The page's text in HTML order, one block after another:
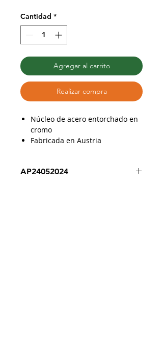
Cantidad *
Agregar al carrito
Realizar compra
Núcleo de acero entorchado en
cromo
Fabricada en Austria
AP24052024